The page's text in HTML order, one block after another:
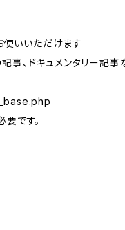
使いいただけます
、ドキュメンタリー記事
です。